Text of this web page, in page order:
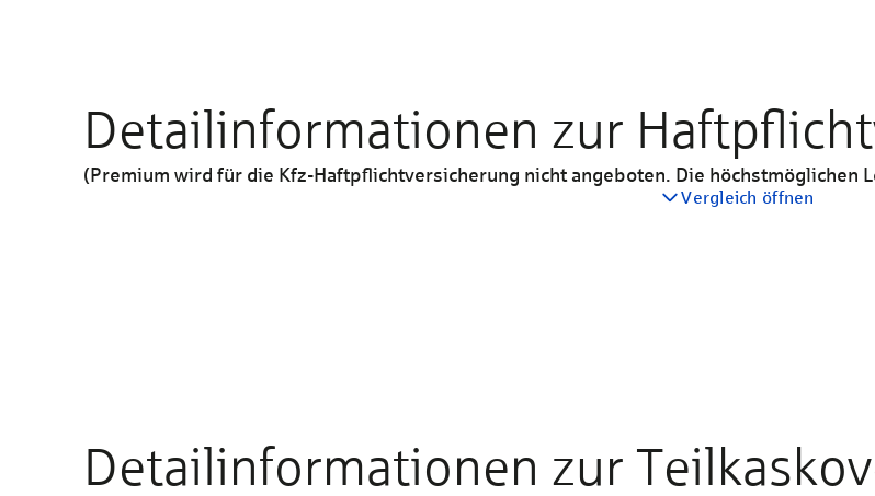
Detailinformationen zur
(Premium wird für die Kfz-Haftpflichtversicherung nicht angeboten. Die höchstmöglichen
Vergleich öffnen
Personenschäden bis 15
Detailinformationen zur